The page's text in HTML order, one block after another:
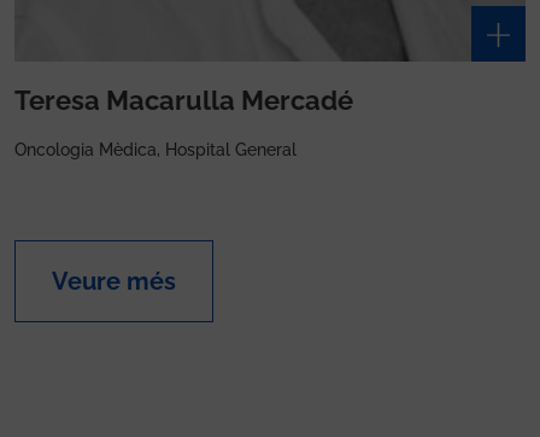
Teresa Macarulla Mercadé
Oncologia Mèdica, Hospital General
Veure més